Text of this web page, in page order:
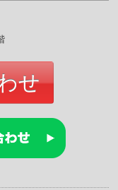
せ